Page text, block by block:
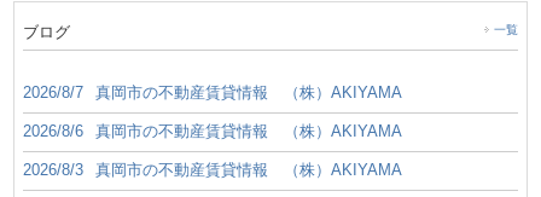
ブログ 一覧
2026/8/7 真岡市の不動産賃貸情報 （株）AKIYAMA
2026/8/6 真岡市の不動産賃貸情報 （株）AKIYAMA
2026/8/3 真岡市の不動産賃貸情報 （株）AKIYAMA